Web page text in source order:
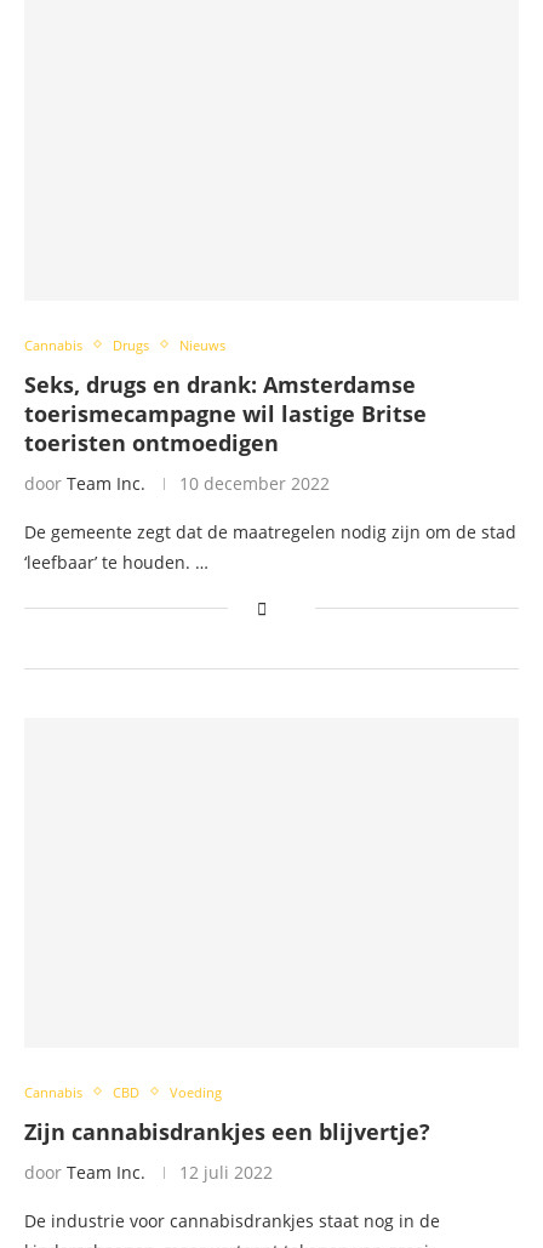
Cannabis Drugs Nieuws
Seks, drugs en drank: Amsterdamse
toerismecampagne wil lastige Britse
toeristen ontmoedigen
door Team Inc. 10 december 2022
De gemeente zegt dat de maatregelen nodig zijn om de stad
‘leefbaar’ te houden. …
Cannabis CBD Voeding
Zijn cannabisdrankjes een blijvertje?
door Team Inc. 12 juli 2022
De industrie voor cannabisdrankjes staat nog in de